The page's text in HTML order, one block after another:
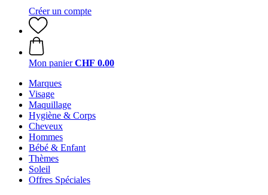
Créer un compte
Mon panier CHF 0.00
Marques
Visage
Maquillage
Hygiène & Corps
Cheveux
Hommes
Bébé & Enfant
Thèmes
Soleil
Offres Spéciales